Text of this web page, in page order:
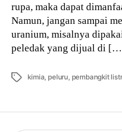
rupa, maka dapat
Namun, jangan sampai
uranium, misalnya
peledak yang dijual di
Tags kimia,peluru, pembangkit